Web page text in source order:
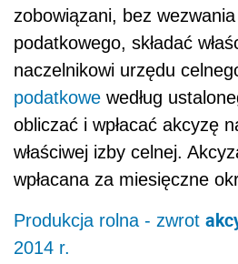
zobowiązani, bez
podatkowego, składać
naczelnikowi urzędu
podatkowe według
obliczać i wpłacać akcyzę
właściwej izby celnej.
wpłacana za miesięczne
Produkcja rolna - zwrot
2014 r.